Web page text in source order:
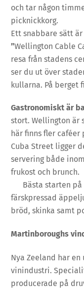
och tar någon
picknickkorg.
Ett snabbare sätt
”Wellington Cable
resa från stadens
ser du ut över
kullarna. På berget
Gastronomiskt är
stort. Wellington är
här finns fler caféer
Cuba Street ligger
servering både
frukost och brunch.
Bästa starten på
färskpressad
bröd, skinka samt
Martinboroughs
Nya Zeeland har
vinindustri.
producerade på